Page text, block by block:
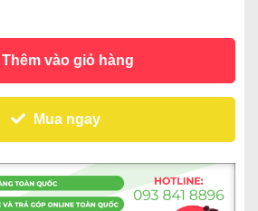
Thêm vào giỏ hàng
Mua ngay